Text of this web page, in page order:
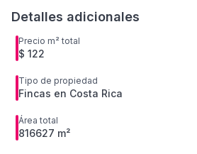
Detalles adicionales
Precio m² total
$ 122
Tipo de propiedad
Fincas en Costa Rica
Área total
816627 m²